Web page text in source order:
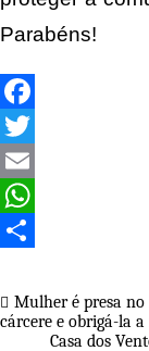
Parabéns!
Facebook
Twitter
Email
WhatsApp
Navegação
de
Mulher é presa
cárcere e obrigá-la a
Casa dos